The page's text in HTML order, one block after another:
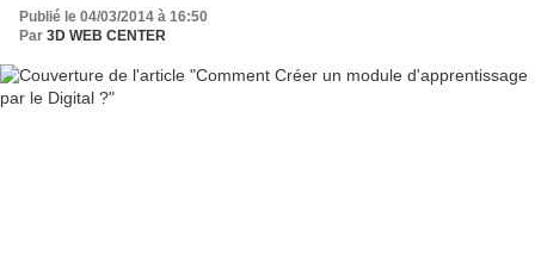
Publié le 04/03/2014 à 16:50
Par 3D WEB CENTER